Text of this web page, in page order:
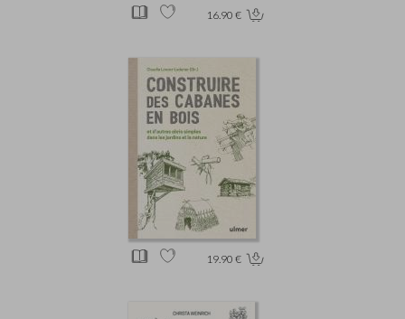
16.90 €
19.90 €